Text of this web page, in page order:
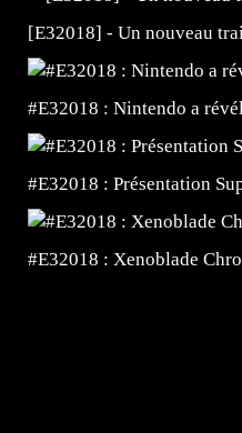
[E32018] - Un nouveau
#E32018 : Nintendo a
#E32018 : Présentation
#E32018 : Xenoblade